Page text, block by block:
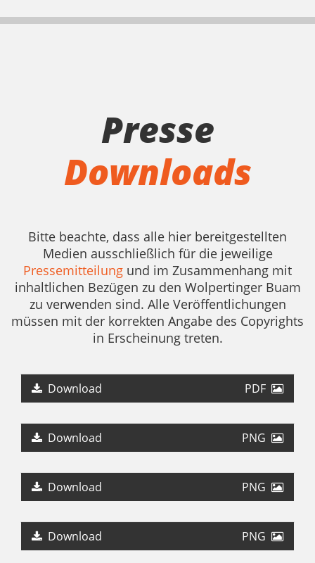
Presse
Downloads
Bitte beachte, dass alle hier bereitgestellten
Medien ausschließlich für die jeweilige
Pressemitteilung und im Zusammenhang mit
inhaltlichen Bezügen zu den Wolpertinger Buam
zu verwenden sind. Alle Veröffentlichungen
müssen mit der korrekten Angabe des Copyrights
in Erscheinung treten.
Download PDF
Download PNG
Download PNG
Download PNG